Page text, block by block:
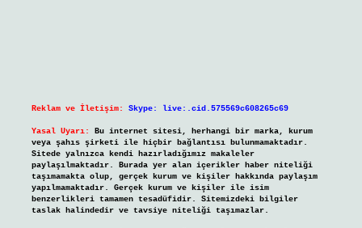
Reklam ve İletişim: Skype: live:.cid.575569c608265c69
Yasal Uyarı:
Bu internet sitesi, herhangi bir marka, kurum
veya şahıs şirketi ile hiçbir bağlantısı bulunmamaktadır.
Sitede yalnızca kendi hazırladığımız makaleler
paylaşılmaktadır. Burada yer alan içerikler haber niteliği
taşımamakta olup, gerçek kurum ve kişiler hakkında paylaşım
yapılmamaktadır. Gerçek kurum ve kişiler ile isim
benzerlikleri tamamen tesadüfidir. Sitemizdeki bilgiler
taslak halindedir ve tavsiye niteliği taşımazlar.